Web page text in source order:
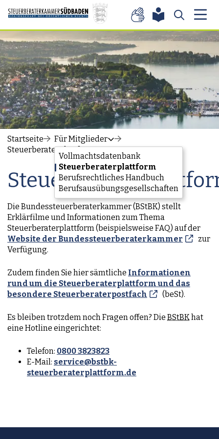
Zum Inhalt springen
Startseite
Für Mitglieder
Vollmachtsdatenbank
Steuerberaterplattform
Berufsrechtliches Handbuch
Berufsausübungsgesellschaften
Steuerberaterplattform
Die Bundessteuerberaterkammer (BStBK) stellt
Erklärfilme und Informationen zum Thema
Steuerberaterplattform (beispielsweise FAQ) auf der
Website der Bundessteuerberaterkammer
zur
Verfügung.
Zudem finden Sie hier sämtliche Informationen
rund um die Steuerberaterplattform und das
besondere Steuerberaterpostfach
(beSt).
Es bleiben trotzdem noch Fragen offen? Die BStBKhat
eine Hotline eingerichtet:
Telefon: 0800 3823823
E-Mail: service@bstbk-
steuerberaterplattform.de